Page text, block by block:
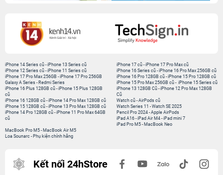
iPhone 14 Series cũ -iPhone 13 Series cũ
iPhone 12 Series cũ -iPhone 11 Series cũ
iPhone 17 Pro Max 256GB -iPhone 17 Pro 256GB
Galaxy A Series - Redmi Series
iPhone 17 cũ -iPhone 17 Pro Max cũ
iPhone 16 Series cũ - iPhone 16 Pro Max 256GB cũ
iPhone 16 Pro 128GB cũ -iPhone 15 Pro 128GB cũ
iPhone 15 Pro Max 256GB cũ - iPhone 15 Series cũ
iPhone 16 Plus 128GB cũ -iPhone 15 Plus 128GB
cũ
iPhone 16 128GB cũ -iPhone 14 Pro Max 128GB cũ
iPhone 15 128GB cũ -iPhone 13 Pro Max 128GB cũ
iPhone 14 Pro 128GB cũ -iPhone 11 Pro Max 64GB
cũ
iPhone 13 128GB Cũ -iPhone 12 Pro Max 128GB
Cũ
Watch cũ -AirPods cũ
Watch Series 11 -Watch SE 2025
Pencil Pro 2024 -Apple AirPods
iPad A16 -iPad Air M4 -iPad mini 7
iPad Pro M5 - MacBook Neo
MacBook Pro M5 - MacBook Air M5
Loa Sounarc - Phụ kiện chính hãng
Kết nối 24hStore